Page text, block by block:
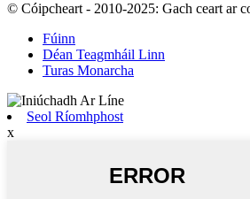
© Cóipcheart - 2010-2025: Gach ceart ar
Fúinn
Déan Teagmháil Linn
Turas Monarcha
Seol Ríomhphost
x